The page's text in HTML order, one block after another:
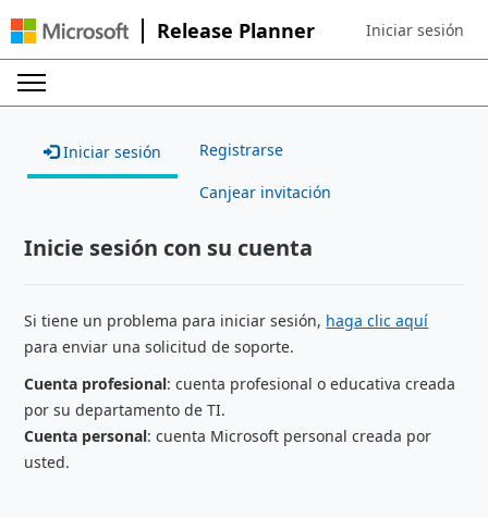
Release Planner Sign in to your
Iniciar sesión
Iniciar sesión Registrarse
Canjear invitación
Inicie sesión con su cuenta
Si tiene un problema para iniciar sesión, haga clic aquí
para enviar una solicitud de soporte.
Cuenta profesional: cuenta profesional o educativa creada
por su departamento de TI.
Cuenta personal: cuenta Microsoft personal creada por
usted.